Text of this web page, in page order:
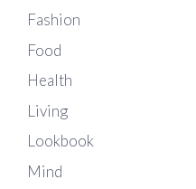
Fashion
Food
Health
Living
Lookbook
Mind